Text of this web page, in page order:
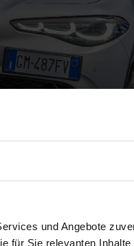
und Angebote
für Sie relevanten